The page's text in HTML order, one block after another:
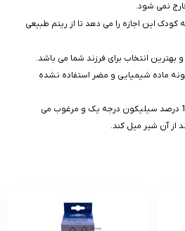
نمی شود.
کودک این اجازه را می دهد تا از ریتم طبیعی
انتخاب برای فرزند شما می باشد.
ماده شیمیایی و مضر استفاده نشده
همچنین جنس این محصول 100 درصد سیلیکون درجه یک و مرغوب می
از آن شیر میل کند.